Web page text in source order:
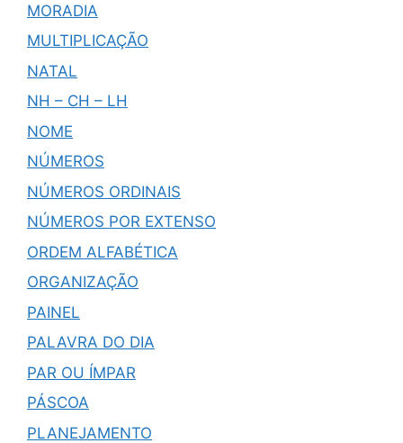
MORADIA
MULTIPLICAÇÃO
NATAL
NH – CH – LH
NOME
NÚMEROS
NÚMEROS ORDINAIS
NÚMEROS POR EXTENSO
ORDEM ALFABÉTICA
ORGANIZAÇÃO
PAINEL
PALAVRA DO DIA
PAR OU ÍMPAR
PÁSCOA
PLANEJAMENTO